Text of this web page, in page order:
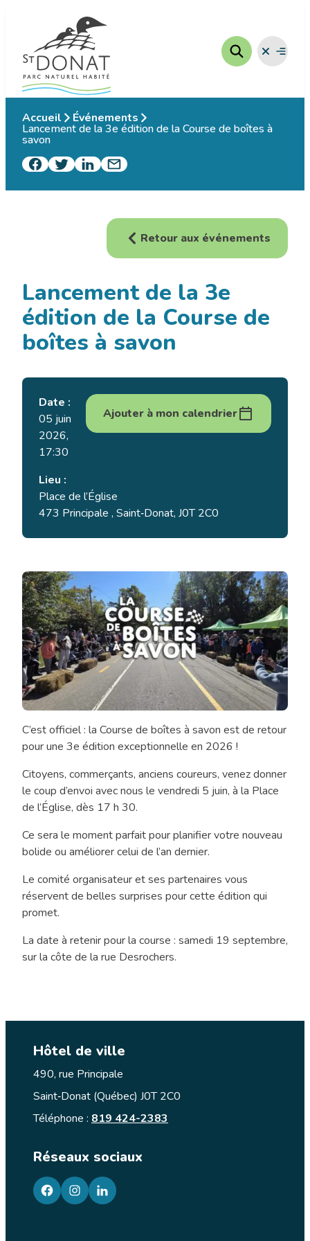
contenu
Fermer
le
Ouvrir
le
Accueil Événements
Lancement de la 3e édition de la Course de boîtes à
savon
Retour aux événements
Lancement de la 3e
édition de la Course de
boîtes à savon
Ajouter à mon calendrier
Date :
05 juin
2026,
17:30
Lieu :
Place de l’Église
473 Principale , Saint‑Donat, J0T 2C0
Lancement
de
3e
édition
de
la
Course
boîtes
à
savon
C’est officiel : la Course de boîtes à savon est de retour
pour une 3e édition exceptionnelle en 2026 !
Citoyens, commerçants, anciens coureurs, venez donner
le coup d’envoi avec nous le vendredi 5 juin, à la Place
de l’Église, dès 17 h 30.
Ce sera le moment parfait pour planifier votre nouveau
bolide ou améliorer celui de l’an dernier.
Le comité organisateur et ses partenaires vous
réservent de belles surprises pour cette édition qui
promet.
La date à retenir pour la course : samedi 19 septembre,
sur la côte de la rue Desrochers.
Hôtel de ville
490, rue Principale
Saint‑Donat (Québec) J0T 2C0
Téléphone : 819 424-2383
Réseaux sociaux
facebookgoogleplusgoogleplus